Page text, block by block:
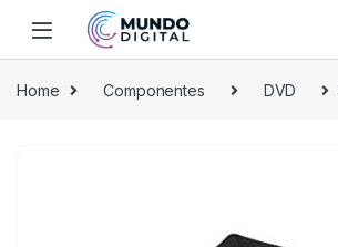
Skip to navigation
Skip to content
Home Componentes DVD